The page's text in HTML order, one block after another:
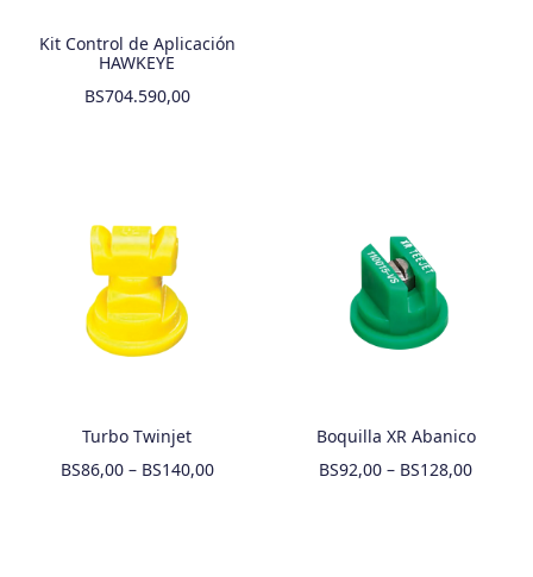
Kit Control de Aplicación
HAWKEYE
BS704.590,00
Turbo Twinjet
BS86,00– BS140,00
Boquilla XR Abanico
BS92,00 – BS128,00